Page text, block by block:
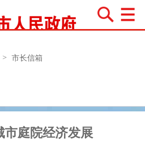
> 市长信箱
市庭院经济发展